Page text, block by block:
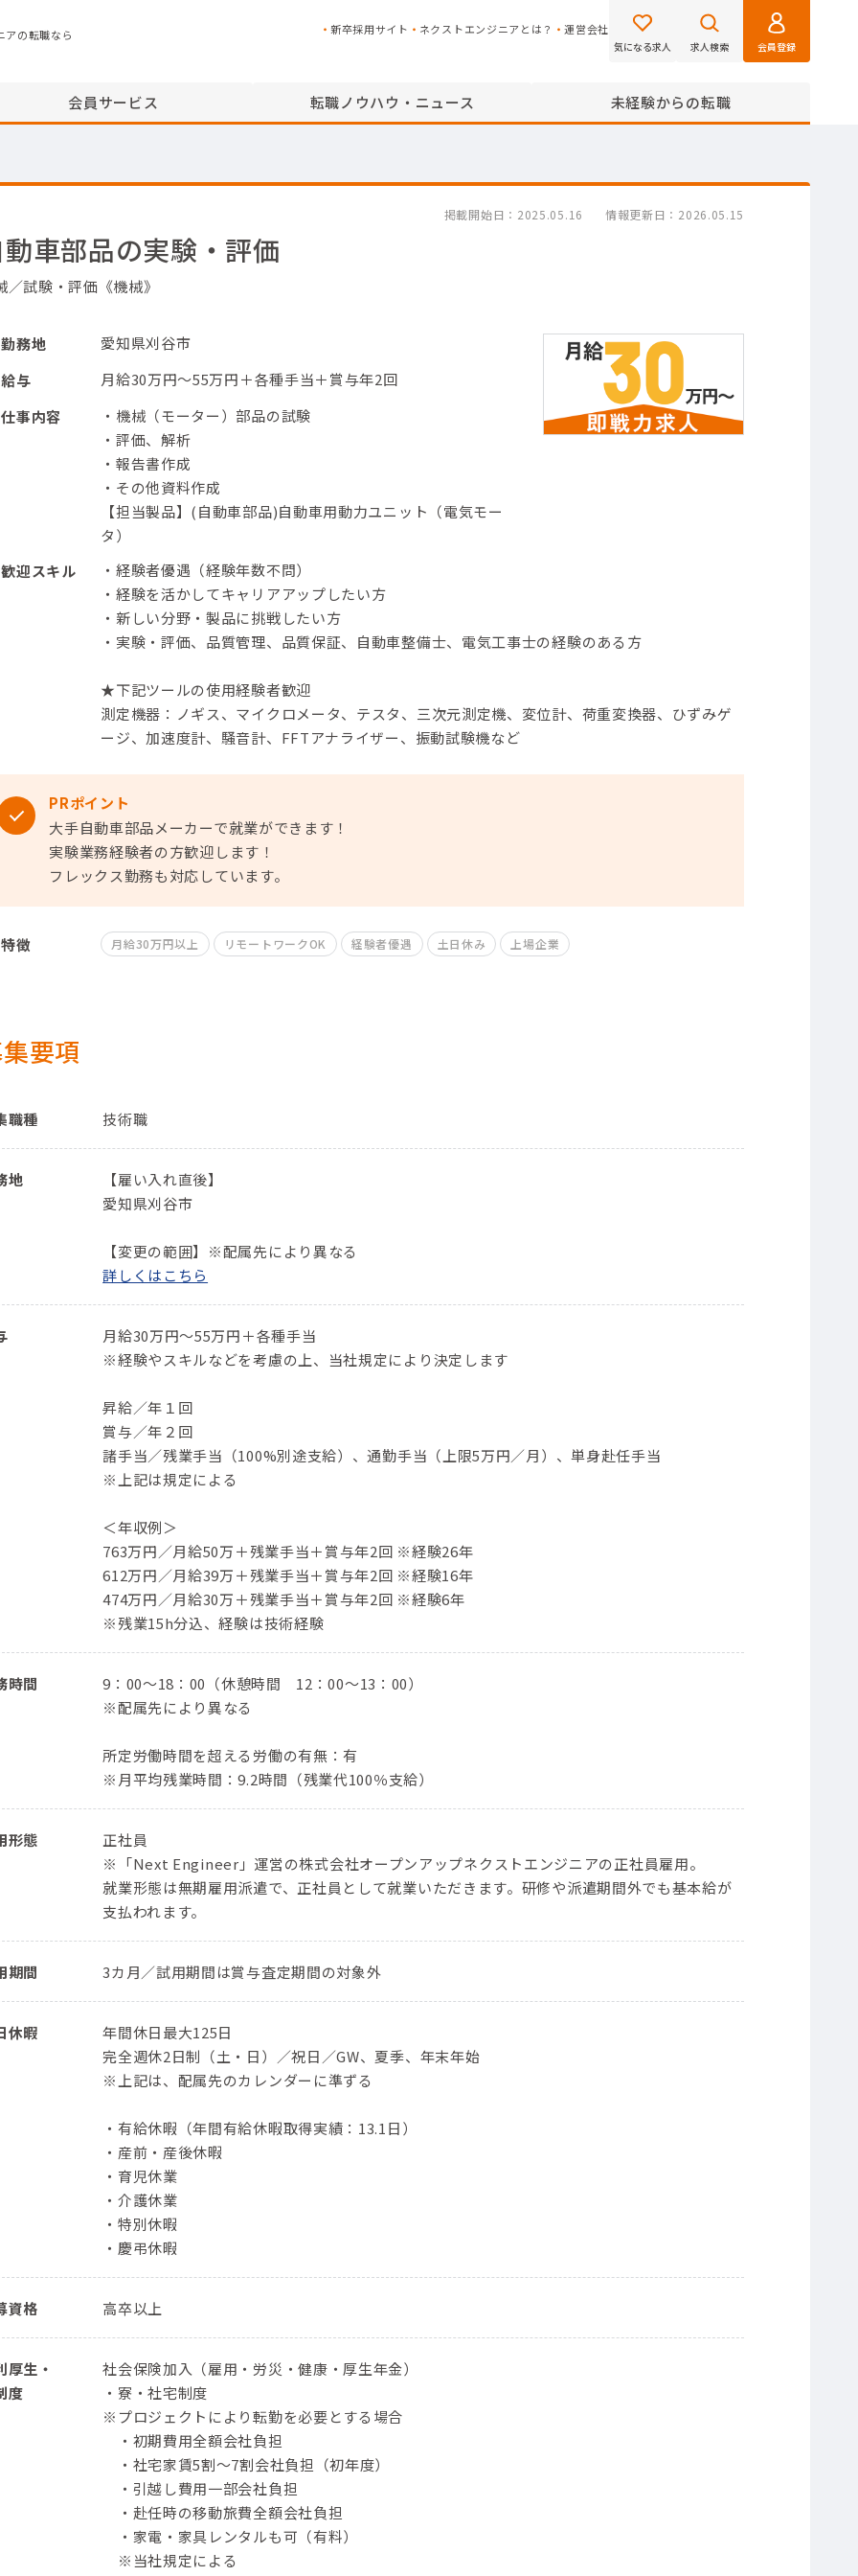
アの転職なら 新卒採用サイト ネクストエンジニアとは？ 運営会社
気になる求人 求人検索 会員登録
会員サービス 転職ノウハウ・ニュース 未経験からの転職
掲載開始日 2025.05.16 情報更新日 2026.05.15
車部品の実験・評価
／試験・評価《機械》
勤務地
愛知県刈谷市
給与
月給30万円～55万円＋各種手当＋賞与年2回
仕事内容
・機械（モーター）部品の試験
・評価、解析
・報告書作成
・その他資料作成
【担当製品】(自動車部品)自動車用動力ユニット（電気モー
タ）
歓迎スキル
・経験者優遇（経験年数不問）
・経験を活かしてキャリアアップしたい方
・新しい分野・製品に挑戦したい方
・実験・評価、品質管理、品質保証、自動車整備士、電気工事士の経験のある方
★下記ツールの使用経験者歓迎
測定機器：ノギス、マイクロメータ、テスタ、三次元測定機、変位計、荷重変換器、ひずみゲ
ージ、加速度計、騒音計、FFTアナライザー、振動試験機など
PRポイント
大手自動車部品メーカーで就業ができます！
実験業務経験者の方歓迎します！
フレックス勤務も対応しています。
特徴 月給30万円以上 リモートワークOK 経験者優遇 土日休み 上場企業
要項
職種 技術職
地
【雇い入れ直後】
愛知県刈谷市
【変更の範囲】※配属先により異なる
詳しくはこちら
月給30万円～55万円＋各種手当
※経験やスキルなどを考慮の上、当社規定により決定します
昇給／年１回
賞与／年２回
諸手当／残業手当（100%別途支給）、通勤手当（上限5万円／月）、単身赴任手当
※上記は規定による
＜年収例＞
763万円／⽉給50万＋残業⼿当＋賞与年2回 ※経験26年
612万円／⽉給39万＋残業⼿当＋賞与年2回 ※経験16年
474万円／⽉給30万＋残業⼿当＋賞与年2回 ※経験6年
※残業15h分込、経験は技術経験
時間
9：00〜18：00（休憩時間 12：00〜13：00）
※配属先により異なる
所定労働時間を超える労働の有無：有
※月平均残業時間：9.2時間（残業代100％支給）
形態
正社員
※「Next Engineer」運営の株式会社オープンアップネクストエンジニアの正社員雇用。
就業形態は無期雇用派遣で、正社員として就業いただきます。研修や派遣期間外でも基本給が
支払われます。
期間 3カ月／試用期間は賞与査定期間の対象外
休暇
年間休日最大125日
完全週休2日制（土・日）／祝日／GW、夏季、年末年始
※上記は、配属先のカレンダーに準ずる
・有給休暇（年間有給休暇取得実績：13.1日）
・産前・産後休暇
・育児休業
・介護休業
・特別休暇
・慶弔休暇
資格 高卒以上
厚生・
度
社会保険加入（雇用・労災・健康・厚生年金）
・寮・社宅制度
※プロジェクトにより転勤を必要とする場合
・初期費用全額会社負担
・社宅家賃5割～7割会社負担（初年度）
・引越し費用一部会社負担
・赴任時の移動旅費全額会社負担
・家電・家具レンタルも可（有料）
※当社規定による